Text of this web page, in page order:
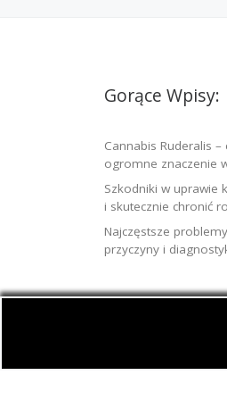
Gorące Wpisy:
Cannabis Ruderalis
ogromne znaczenie
Szkodniki w uprawie
i skutecznie chronić
Najczęstsze
przyczyny i